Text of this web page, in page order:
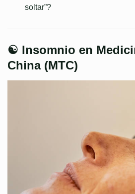
soltar”?
☯️ Insomnio en
China (MTC)